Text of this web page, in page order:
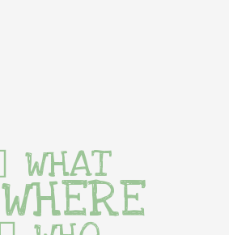
WHAT
WHERE